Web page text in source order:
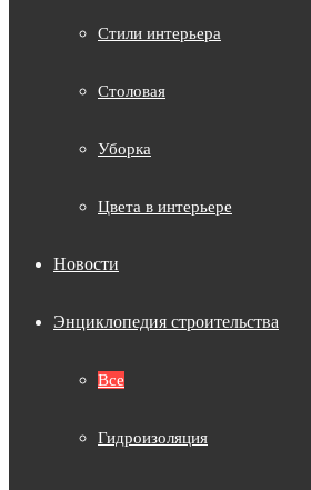
Стили интерьера
Столовая
Уборка
Цвета в интерьере
Новости
Энциклопедия строительства
Все
Гидроизоляция